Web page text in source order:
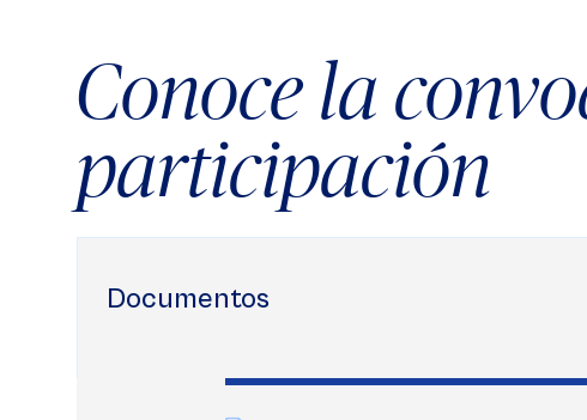
Conoce la
participación
Documentos